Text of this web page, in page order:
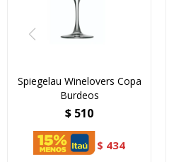
Spiegelau Winelovers Copa
Burdeos
$ 510
$ 434